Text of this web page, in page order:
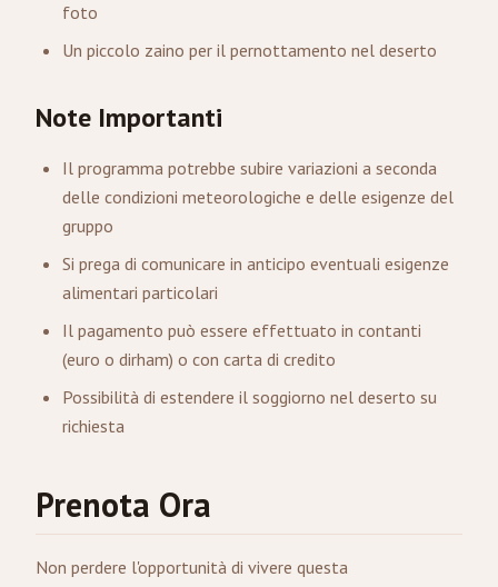
foto
Un piccolo zaino per il pernottamento nel deserto
Note Importanti
Il programma potrebbe subire variazioni a seconda
delle condizioni meteorologiche e delle esigenze del
gruppo
Si prega di comunicare in anticipo eventuali esigenze
alimentari particolari
Il pagamento può essere effettuato in contanti
(euro o dirham) o con carta di credito
Possibilità di estendere il soggiorno nel deserto su
richiesta
Prenota Ora
Non perdere l'opportunità di vivere questa